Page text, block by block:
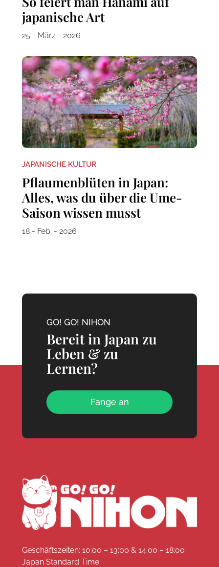
japanische Art
25 - März - 2026
JAPANISCHE KULTUR
Pflaumenblüten in Japan:
Alles, was du über die Ume-
Saison wissen musst
18 - Feb. - 2026
GO! GO! NIHON
Bereit in Japan zu
Leben & zu
Lernen?
Fange an
Geschäftszeiten: 10:00 – 13:00 & 14:00 – 18:00
Japan Standard Time